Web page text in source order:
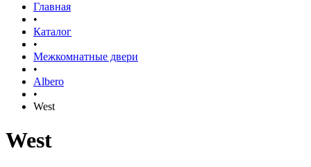
Главная
•
Каталог
•
Межкомнатные двери
•
Albero
•
West
West